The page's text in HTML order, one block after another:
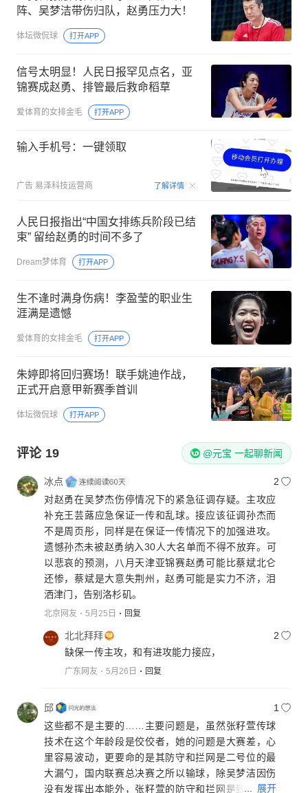
阵、吴梦洁带伤归队，赵勇压力大！
体坛微侃球 打开APP
信号太明显！人民日报罕见点名，亚
锦赛成赵勇、排管最后救命稻草
爱体育的女排金毛 打开APP
输入手机号：一键领取
广告 易泽科技运营商 了解详情 00:15
人民日报指出“中国女排练兵阶段已结
束” 留给赵勇的时间不多了
Dream梦体育 打开APP
生不逢时满身伤病！李盈莹的职业生
涯满是遗憾
爱体育的女排金毛 打开APP
朱婷即将回归赛场！联手姚迪作战，
正式开启意甲新赛季首训
体坛微侃球 打开APP
评论 19 @元宝 一起聊新闻
冰点
2
对赵勇在吴梦杰伤停情况下的紧急征调存疑。主攻应
补充王芸蕗应急保证一传和乱球。接应该征调孙杰而
不是周页彤，同样是在保证一传情况下的加强进攻。
遗憾孙杰未被赵勇纳入30人大名单而不得不放弃。可
以悲哀的预测，八月天津亚锦赛赵勇可能比蔡斌北仑
还惨，蔡斌是大意失荆州，赵勇可能是实力不济，泪
洒津门，告别洛杉矶。
北京网友 5月25日 回复
北北拜拜
2
缺保一传主攻，和有进攻能力接应，
广东网友 5月26日 回复
邱
1
这些都不是主要的……主要问题是，虽然张籽萱传球
技术在这个年龄段是佼佼者，她的问题是大赛差，心
里容易波动，更要命的是其防守和拦网是二号位的最
大漏勺，国内联赛总决赛之所以输球，除吴梦洁因伤
没有发挥出本能外，张籽萱的防守和拦网是致命伤，
... 展开